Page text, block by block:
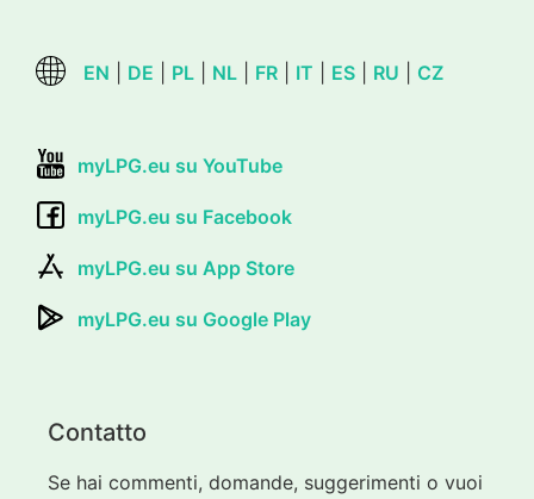
EN DE PL NL FR IT ES RU CZ
myLPG.eu su YouTube
myLPG.eu su Facebook
myLPG.eu su App Store
myLPG.eu su Google Play
Contatto
Se hai commenti, domande, suggerimenti o vuoi